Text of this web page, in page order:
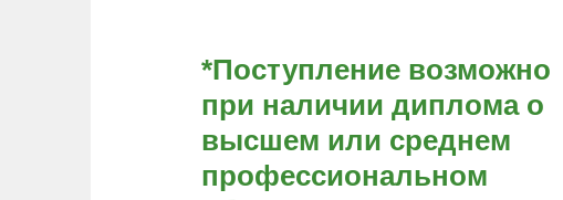
*Поступление возможно
при наличии диплома о
высшем или среднем
профессиональном